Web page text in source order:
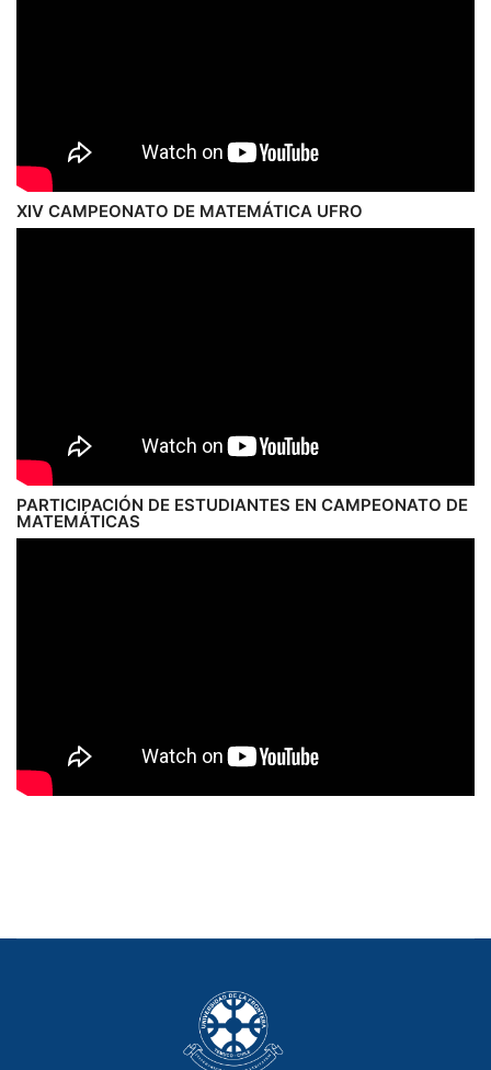
XIV CAMPEONATO DE MATEMÁTICA UFRO
PARTICIPACIÓN DE ESTUDIANTES EN CAMPEONATO DE
MATEMÁTICAS